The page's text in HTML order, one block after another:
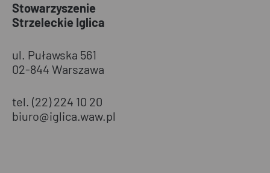
Stowarzyszenie
Strzeleckie Iglica
ul. Puławska 561
02-844 Warszawa
tel. (22) 224 10 20
biuro@iglica.waw.pl